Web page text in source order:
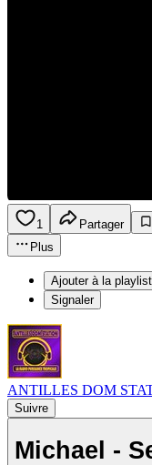
1 Partager
Plus
Ajouter à la playlist
Signaler
ANTILLES DOM
Suivre
Michael -